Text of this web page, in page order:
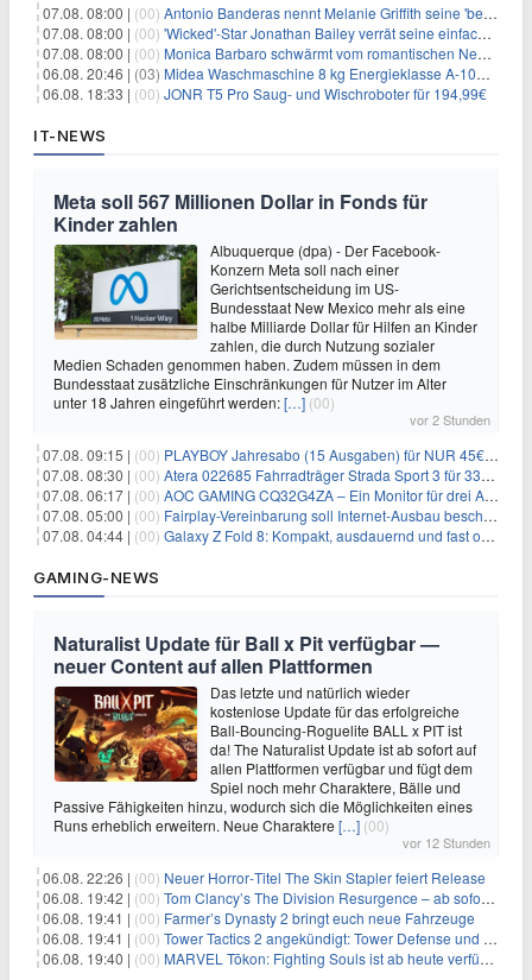
07.08. 08:00 | (00) Antonio Banderas nennt Melanie Griffith seine 'beste Freundin'
07.08. 08:00 | (00) 'Wicked'-Star Jonathan Bailey verrät seine einfache Hautpflegeroutine
07.08. 08:00 | (00) Monica Barbaro schwärmt vom romantischen New York
06.08. 20:46 | (03) Midea Waschmaschine 8 kg Energieklasse A-10% 1400 U/Min für 289,97€
06.08. 18:33 | (00) JONR T5 Pro Saug- und Wischroboter für 194,99€
IT-NEWS
Meta soll 567 Millionen Dollar in Fonds für
Kinder zahlen
Albuquerque (dpa) - Der Facebook-
Konzern Meta soll nach einer
Gerichtsentscheidung im US-
Bundesstaat New Mexico mehr als eine
halbe Milliarde Dollar für Hilfen an Kinder
zahlen, die durch Nutzung sozialer
Medien Schaden genommen haben. Zudem müssen in dem
Bundesstaat zusätzliche Einschränkungen für Nutzer im Alter
unter 18 Jahren eingeführt werden:[…] (00)
vor 2 Stunden
07.08. 09:15 | (00) PLAYBOY Jahresabo (15 Ausgaben) für NUR 45€ (statt 198€)
07.08. 08:30 | (00) Atera 022685 Fahrradträger Strada Sport 3 für 337,48€
07.08. 06:17 | (00) AOC GAMING CQ32G4ZA – Ein Monitor für drei Arten von Spielen
07.08. 05:00 | (00) Fairplay-Vereinbarung soll Internet-Ausbau beschleunigen
07.08. 04:44 | (00) Galaxy Z Fold 8: Kompakt, ausdauernd und fast ohne Falte
GAMING-NEWS
Naturalist Update für Ball x Pit verfügbar —
neuer Content auf allen Plattformen
Das letzte und natürlich wieder
kostenlose Update für das erfolgreiche
Ball-Bouncing-Roguelite BALL x PIT ist
da! The Naturalist Update ist ab sofort auf
allen Plattformen verfügbar und fügt dem
Spiel noch mehr Charaktere, Bälle und
Passive Fähigkeiten hinzu, wodurch sich die Möglichkeiten eines
Runs erheblich erweitern. Neue Charaktere […] (00)
vor 12 Stunden
06.08. 22:26 | (00) Neuer Horror‑Titel The Skin Stapler feiert Release
06.08. 19:42 | (00) Tom Clancy’s The Division Resurgence – ab sofort für euch verfügbar
06.08. 19:41 | (00) Farmer’s Dynasty 2 bringt euch neue Fahrzeuge
06.08. 19:41 | (00) Tower Tactics 2 angekündigt: Tower Defense und Deckbuilding Kombo kehrt zurück
06.08. 19:40 | (00) MARVEL Tōkon: Fighting Souls ist ab heute verfügbar